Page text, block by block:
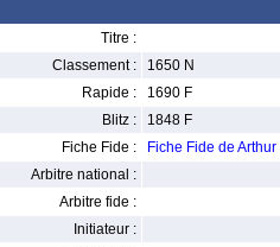
Titre :
Classement :
1650 N
Rapide :
1690 F
Blitz :
1848 F
Fiche Fide :
Fiche Fide de Arthur
Arbitre national :
Arbitre fide :
Initiateur :